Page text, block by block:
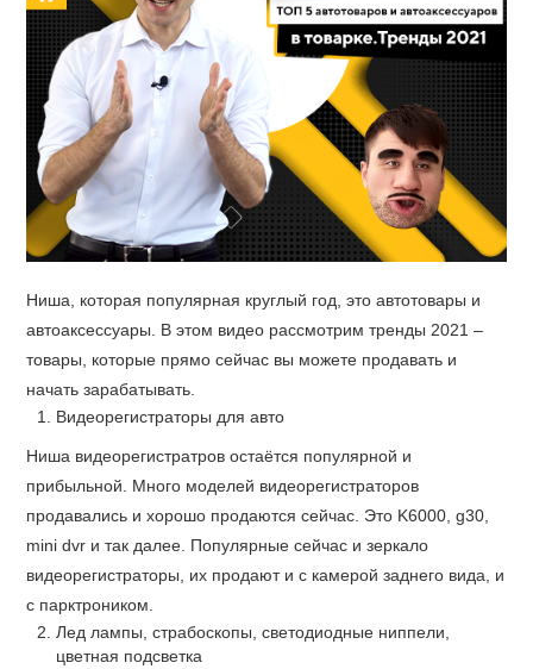
Ниша, которая популярная круглый год, это автотовары и
автоаксессуары. В этом видео рассмотрим тренды 2021 –
товары, которые прямо сейчас вы можете продавать и
начать зарабатывать.
Видеорегистраторы для авто
Ниша видеорегистратров остаётся популярной и
прибыльной. Много моделей видеорегистраторов
продавались и хорошо продаются сейчас. Это K6000, g30,
mini dvr и так далее. Популярные сейчас и зеркало
видеорегистраторы, их продают и с камерой заднего вида, и
с парктроником.
Лед лампы, страбоскопы, светодиодные ниппели,
цветная подсветка